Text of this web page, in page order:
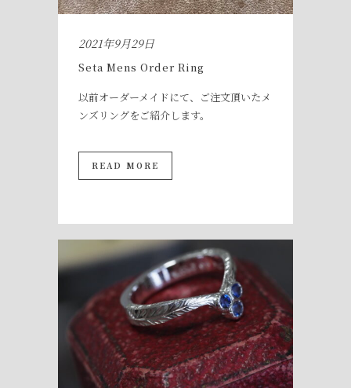
2021年9月29日
Seta Mens Order Ring
以前オーダーメイドにて、ご注文頂いたメ
ンズリングをご紹介します。
READ MORE